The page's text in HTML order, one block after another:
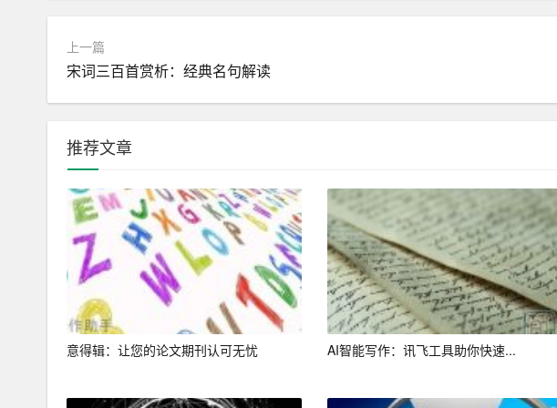
2. 教育培训：在教育培训领域，AI写作生成器可以用于生成教材、教案
传播效果，吸引更多的读者。
4. 创意写作：在创意写作领域，AI写作生成器可以用于生成
小说
、剧本
域，为人们带来更多的精神享受。
5. 企业办公：在企业办公领域，AI写作生成器可以用于生成报告、总结、
进行管理和决策。
总之，AI写作生成器作为一种智能科技产品，正在为人们带来高效的创
它只能作为一种辅助工具。在未来的发展中，AI写作生成器需要不断完善
上一篇
宋词三百首赏析：经典名句解读
推荐文章
意得辑：让您的论文期刊认可无忧 AI智能写作：讯飞工具助你快速...